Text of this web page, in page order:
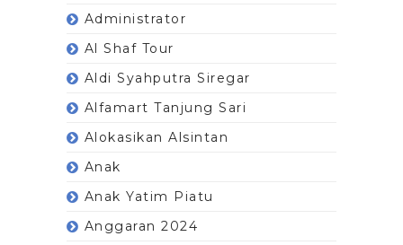
Administrator
Al Shaf Tour
Aldi Syahputra Siregar
Alfamart Tanjung Sari
Alokasikan Alsintan
Anak
Anak Yatim Piatu
Anggaran 2024